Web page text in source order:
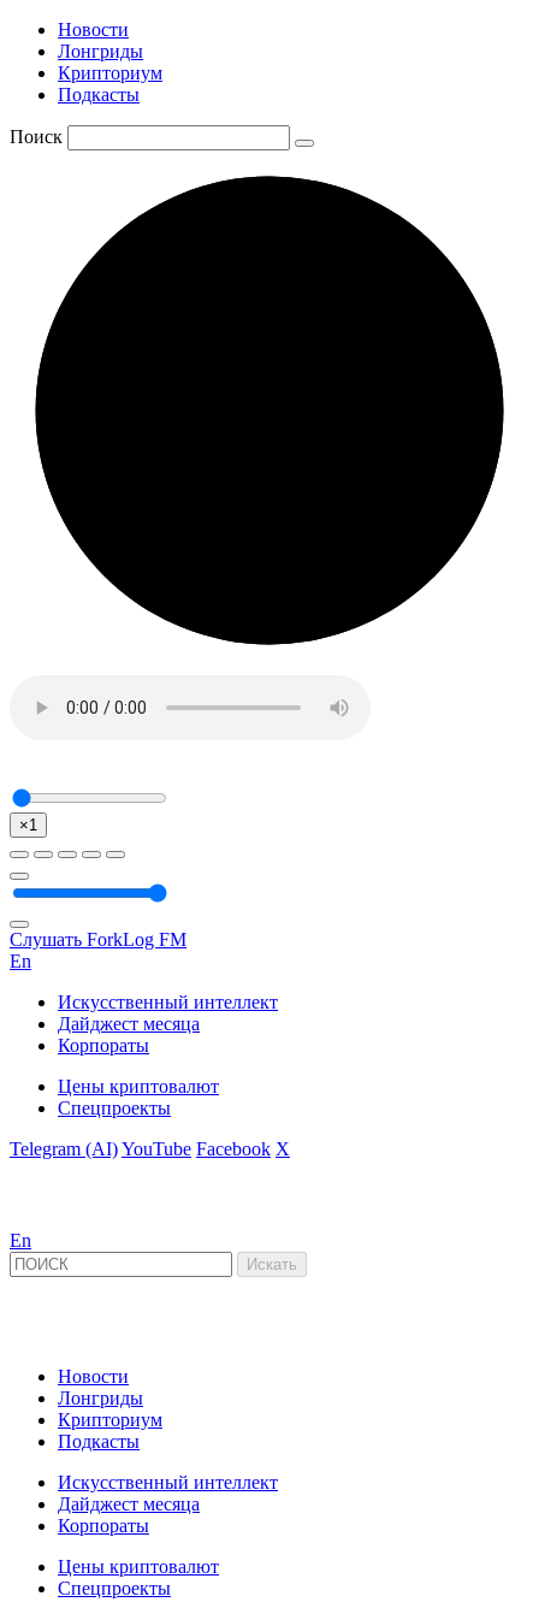
Новости
Лонгриды
Крипториум
Подкасты
Поиск
×1
Слушать ForkLog FM
En
Искусственный интеллект
Дайджест месяца
Корпораты
Цены криптовалют
Спецпроекты
Telegram (AI)YouTube Facebook X
En
Новости
Лонгриды
Крипториум
Подкасты
Искусственный интеллект
Дайджест месяца
Корпораты
Цены криптовалют
Спецпроекты